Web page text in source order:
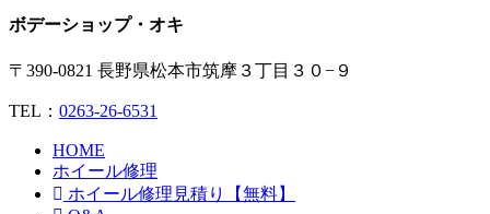
ボデーショップ・オキ
〒390-0821 長野県松本市筑摩３丁目３０−９
TEL： 0263-26-6531
HOME
ホイール修理
ホイール修理見積り【無料】